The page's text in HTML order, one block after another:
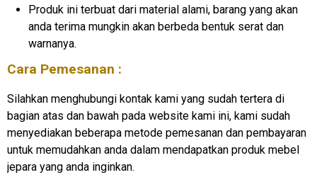
Produk ini terbuat dari material alami, barang yang akan
anda terima mungkin akan berbeda bentuk serat dan
warnanya.
Cara Pemesanan :
Silahkan menghubungi kontak kami yang sudah tertera di
bagian atas dan bawah pada website kami ini, kami sudah
menyediakan beberapa metode pemesanan dan pembayaran
untuk memudahkan anda dalam mendapatkan produk mebel
jepara yang anda inginkan.